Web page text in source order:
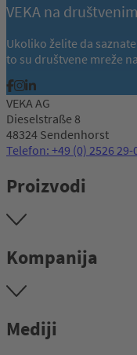
VEKA na
Ukoliko želite da
to su društvene mreže
VEKA AG
Dieselstraße 8
48324 Sendenhorst
Telefon: +49 (0) 2526 29-
Proizvodi
Kompanija
Mediji